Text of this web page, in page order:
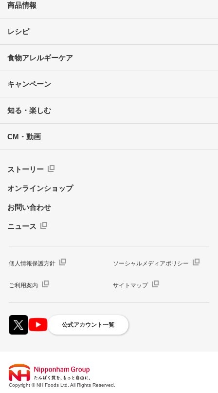
商品情報
レシピ
食物アレルギーケア
キャンペーン
知る・楽しむ
CM・動画
ストーリー
オンラインショップ
お問い合わせ
ニュース
個人情報保護方針 ソーシャルメディアポリシー
ご利用案内 サイトマップ
公式アカウント一覧
Copyright © NH Foods Ltd. All Rights Reserved.